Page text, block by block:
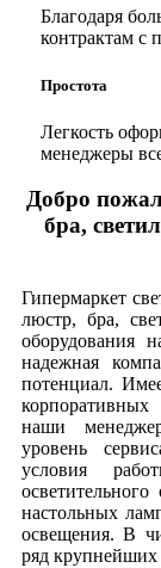
Благодаря
контрактам с
Простота
Легкость
менеджеры
Добро
бра,
Гипермаркет
люстр, бра,
оборудования
надежная
потенциал.
наши
уровень
условия
настольных
освещения. В
ряд